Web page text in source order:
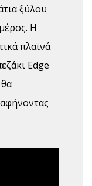
ξύλου
Η
πλαϊνά
Edge